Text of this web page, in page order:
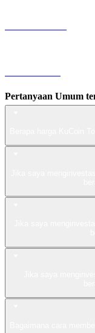
Pertanyaan Umum